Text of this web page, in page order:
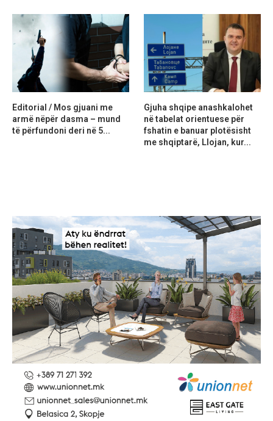
Editorial / Mos gjuani me
armë nëpër dasma – mund
të përfundoni deri në 5...
Gjuha shqipe anashkalohet
në tabelat orientuese për
fshatin e banuar plotësisht
me shqiptarë, Llojan, kur...